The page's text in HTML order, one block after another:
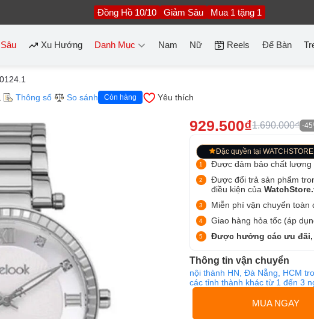
Đồng Hồ 10/10 Giảm Sâu Mua 1 tặng 1
Xu Hướng Danh Mục Nam Nữ Reels Để Bàn
Thông số So sánh Còn hàng Yêu thích
929.500₫1.690.000₫ -
Đặc quyền tại WATCHSTORE
Được đảm bảo chất lượng
Được đổi trả sản phẩm
điều kiện của
Miễn phí vận chuyển toàn
Giao hàng hỏa tốc (áp
Được hưởng các ưu đãi,
Thông tin vận chuyển
nội thành HN, Đà Nẵng, HCM
các tỉnh thành khác từ 1 đến 3
MUA NGAY